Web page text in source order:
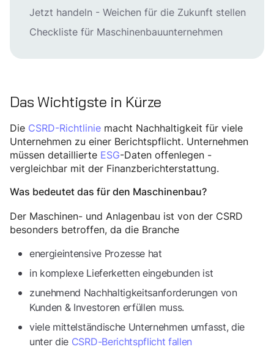
Jetzt handeln - Weichen für die Zukunft stellen
Checkliste für Maschinenbauunternehmen
Das Wichtigste in Kürze
Die CSRD-Richtlinie macht Nachhaltigkeit für viele
Unternehmen zu einer Berichtspflicht. Unternehmen
müssen detaillierte ESG-Daten offenlegen -
vergleichbar mit der Finanzberichterstattung.
Was bedeutet das für den Maschinenbau?
Der Maschinen- und Anlagenbau ist von der CSRD
besonders betroffen, da die Branche
energieintensive Prozesse hat
in komplexe Lieferketten eingebunden ist
zunehmend Nachhaltigkeitsanforderungen von
Kunden & Investoren erfüllen muss.
viele mittelständische Unternehmen umfasst, die
unter die CSRD-Berichtspflicht fallen